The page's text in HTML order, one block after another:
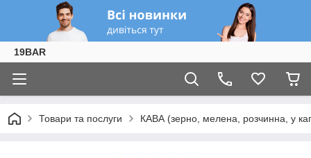
19BAR
Товари та послуги КАВА (зерно, мелена, розчинна, у